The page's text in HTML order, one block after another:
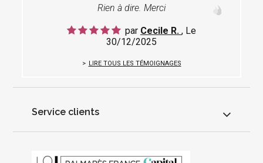
Rien à dire. Merci
par Cecile R. , Le
30/12/2025
LIRE TOUS LES TÉMOIGNAGES
Service clients